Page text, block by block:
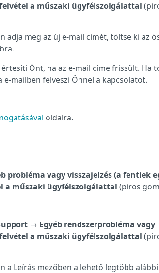
a műszaki ügyfélszolgálattal
meg az új e-mail címét, töltse ki az
Önt, ha az e-mail címe frissült. Ha
e-mailben felveszi Önnel a kapcsolatot.
oldalra.
probléma vagy visszajelzés (a fentiek
a műszaki ügyfélszolgálattal (piros
→ Egyéb rendszerprobléma vagy
a műszaki ügyfélszolgálattal
a Leírás mezőben a lehető legtöbb alábbi